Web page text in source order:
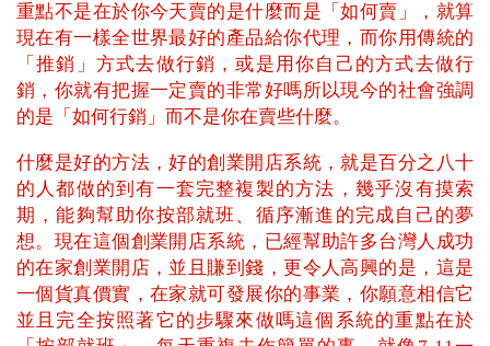
重點不是在於你今天賣的是什麼而是「如何賣」，就算
現在有一樣全世界最好的產品給你代理，而你用傳統的
「推銷」方式去做行銷，或是用你自己的方式去做行
銷，你就有把握一定賣的非常好嗎所以現今的社會強調
的是「如何行銷」而不是你在賣些什麼。
什麼是好的方法，好的創業開店系統，就是百分之八十
的人都做的到有一套完整複製的方法，幾乎沒有摸索
期，能夠幫助你按部就班、循序漸進的完成自己的夢
想。現在這個創業開店系統，已經幫助許多台灣人成功
的在家創業開店，並且賺到錢，更令人高興的是，這是
一個貨真價實，在家就可發展你的事業，你願意相信它
並且完全按照著它的步驟來做嗎這個系統的重點在於